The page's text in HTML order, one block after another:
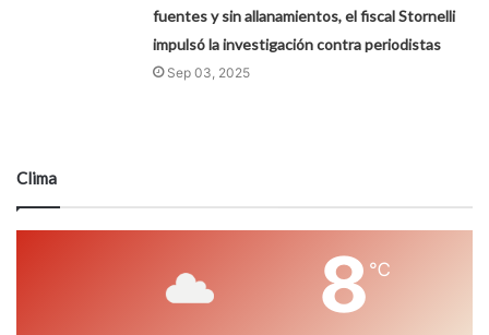
fuentes y sin allanamientos, el fiscal Stornelli
impulsó la investigación contra periodistas
Sep 03, 2025
Clima
8 ℃